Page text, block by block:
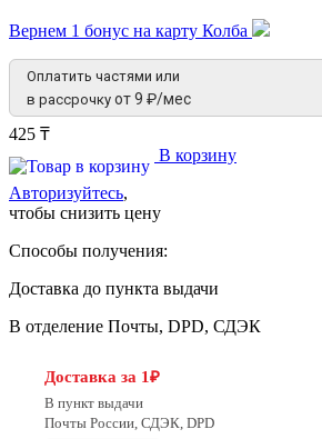
Вернем 1 бонус на карту Колба
Оплатить частями или
в рассрочку от 9 ₽/мес
425 ₸
В корзину
Авторизуйтесь,
чтобы снизить цену
Способы получения:
Доставка до пункта выдачи
В отделение Почты, DPD, СДЭК
Доставка за 1₽
В пункт выдачи
Почты России, СДЭК, DPD